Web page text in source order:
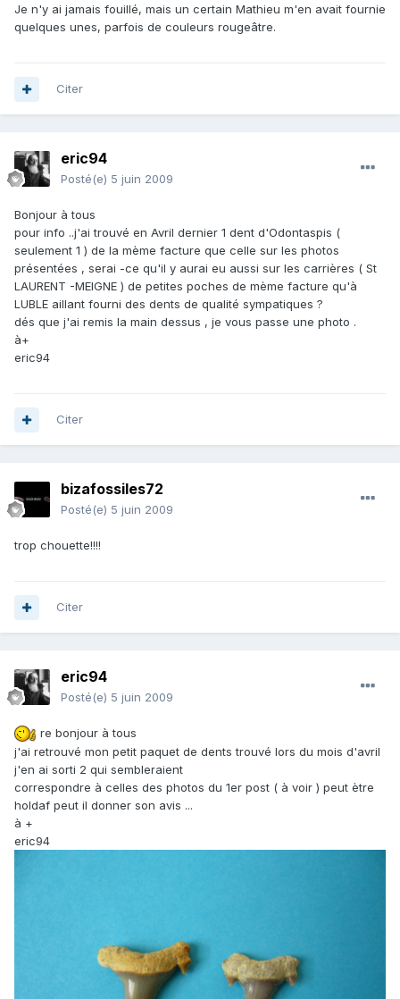
Je n'y ai jamais fouillé, mais un certain Mathieu m'en avait fournie
quelques unes, parfois de couleurs rougeâtre.
Citer
eric94
Posté(e) 5 juin 2009
Bonjour à tous
pour info ..j'ai trouvé en Avril dernier 1 dent d'Odontaspis (
seulement 1 ) de la mème facture que celle sur les photos
présentées , serai -ce qu'il y aurai eu aussi sur les carrières ( St
LAURENT -MEIGNE ) de petites poches de mème facture qu'à
LUBLE aillant fourni des dents de qualité sympatiques ?
dés que j'ai remis la main dessus , je vous passe une photo .
à+
eric94
Citer
bizafossiles72
Posté(e) 5 juin 2009
trop chouette!!!!
Citer
eric94
Posté(e) 5 juin 2009
re bonjour à tous
j'ai retrouvé mon petit paquet de dents trouvé lors du mois d'avril
j'en ai sorti 2 qui sembleraient
correspondre à celles des photos du 1er post ( à voir ) peut ètre
holdaf peut il donner son avis ...
à +
eric94